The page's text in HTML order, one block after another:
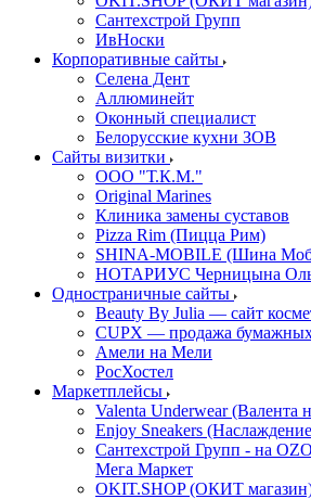
Сантехстрой Групп
ИвНоски
Корпоративные сайты
Селена Дент
Аллюминейт
Оконный специалист
Белорусские кухни ЗОВ
Сайты визитки
ООО "Т.К.М."
Original Marines
Клиника замены суставов
Pizza Rim (Пицца Рим)
SHINA-MOBILE (Шина
НОТАРИУС Черницына
Одностраничные сайты
Beauty By Julia — сайт
CUPX — продажа бумажных
Амели на Мели
РосХостел
Маркетплейсы
Valenta Underwear (Валента
Enjoy Sneakers
Сантехcтрой Групп - на
Мега Маркет
OKIT.SHOP (ОКИТ